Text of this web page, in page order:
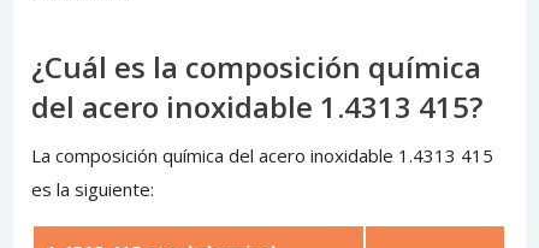
¿Cuál es la composición química
del acero inoxidable 1.4313 415?
La composición química del acero inoxidable 1.4313 415
es la siguiente: